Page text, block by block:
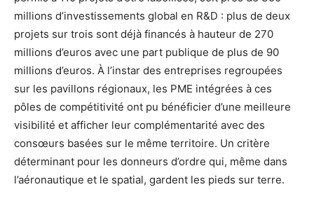
millions d’investissements global en R&D : plus de deux
projets sur trois sont déjà financés à hauteur de 270
millions d’euros avec une part publique de plus de 90
millions d’euros. À l’instar des entreprises regroupées
sur les pavillons régionaux, les PME intégrées à ces
pôles de compétitivité ont pu bénéficier d’une meilleure
visibilité et afficher leur complémentarité avec des
consœurs basées sur le même territoire. Un critère
déterminant pour les donneurs d’ordre qui, même dans
l’aéronautique et le spatial, gardent les pieds sur terre.